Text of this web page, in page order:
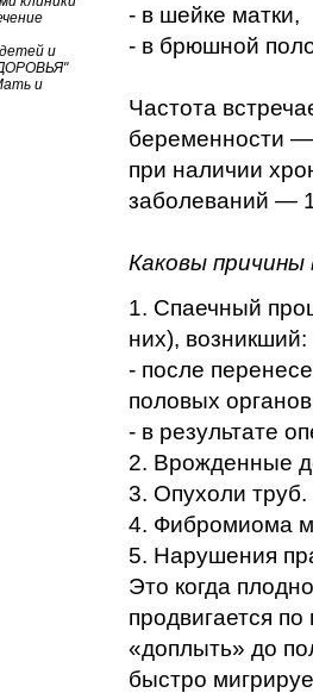
и
и
- в шейке матки,
- в брюшной
Частота
беременности
при наличии
заболеваний —
Каковы причины
1. Спаечный
них), возникший:
- после
половых
- в результате
2. Врожденные
3. Опухоли труб.
4. Фибромиома
5. Нарушения
Это когда
продвигается
«доплыть» до
быстро